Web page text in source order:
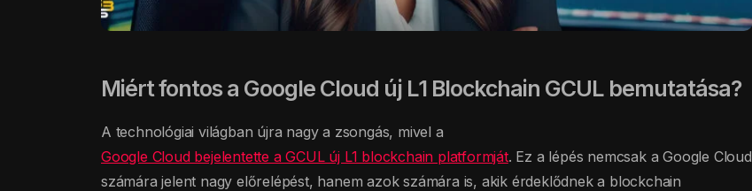
Miért fontos a Google Cloud új L1 Blockchain GCUL bemutatása?
A technológiai világban újra nagy a zsongás, mivel a
Google Cloud bejelentette a GCUL új L1 blockchain platformját. Ez a lépés nemcsak a Google Cloud
számára jelent nagy előrelépést, hanem azok számára is, akik érdeklődnek a blockchain